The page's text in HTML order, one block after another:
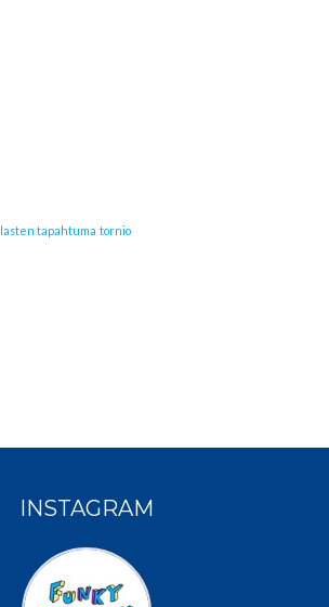
lasten tapahtuma tornio
INSTAGRAM